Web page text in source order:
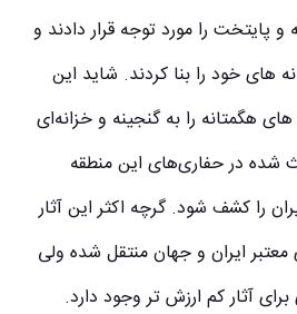
پایتخت را مورد توجه قرار دادند و
های خود را بنا کردند. شاید این
هگمتانه را به گنجینه و خزانه‌ای
شده در حفاری‌های این منطقه
را کشف شود. گرچه اکثر این آثار
ایران و جهان منتقل شده ولی
آثار کم ارزش تر وجود دارد.